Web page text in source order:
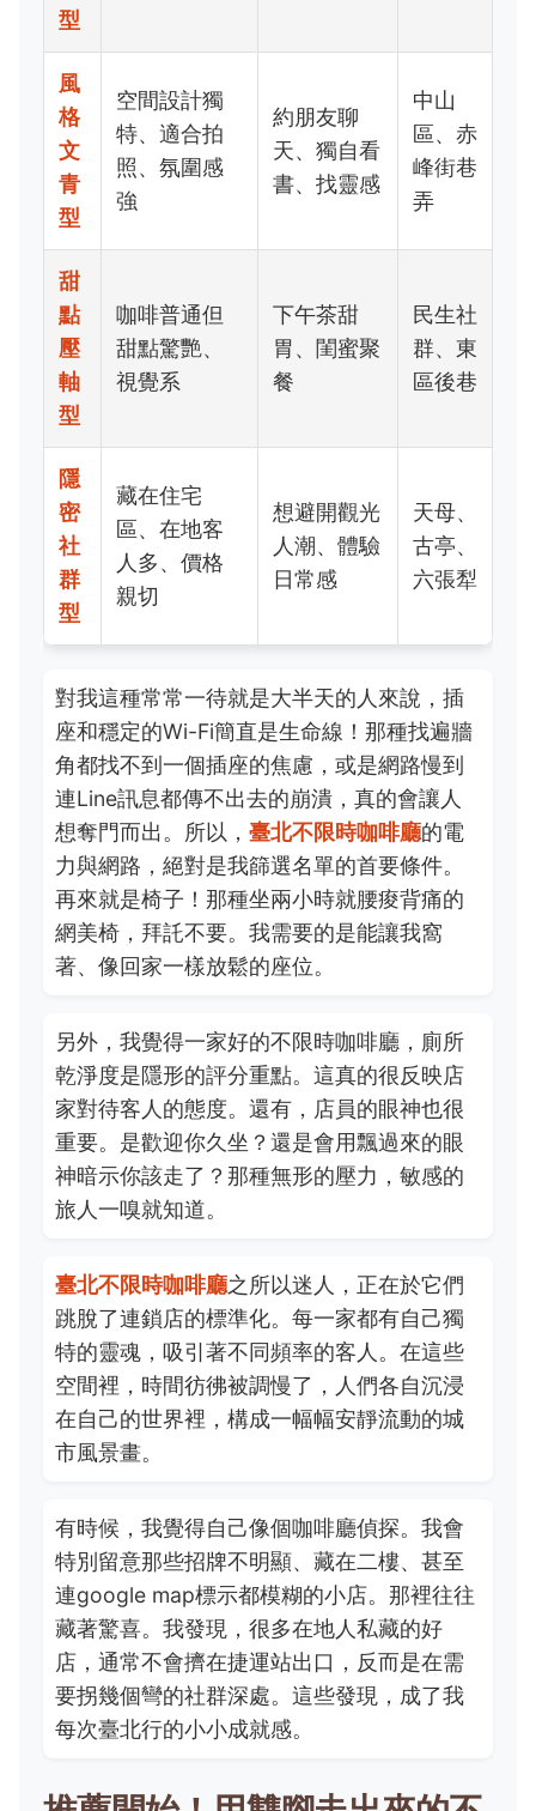
型
風
格
文
青
型
空間設計獨
特、適合拍
照、氛圍感
強
約朋友聊
天、獨自看
書、找靈感
中山
區、赤
峰街巷
弄
甜
點
壓
軸
型
咖啡普通但
甜點驚艷、
視覺系
下午茶甜
胃、閨蜜聚
餐
民生社
群、東
區後巷
隱
密
社
群
型
藏在住宅
區、在地客
人多、價格
親切
想避開觀光
人潮、體驗
日常感
天母、
古亭、
六張犁
對我這種常常一待就是大半天的人來說，插
座和穩定的Wi-Fi簡直是生命線！那種找遍牆
角都找不到一個插座的焦慮，或是網路慢到
連Line訊息都傳不出去的崩潰，真的會讓人
想奪門而出。所以， 臺北不限時咖啡廳的電
力與網路，絕對是我篩選名單的首要條件。
再來就是椅子！那種坐兩小時就腰痠背痛的
網美椅，拜託不要。我需要的是能讓我窩
著、像回家一樣放鬆的座位。
另外，我覺得一家好的不限時咖啡廳，廁所
乾淨度是隱形的評分重點。這真的很反映店
家對待客人的態度。還有，店員的眼神也很
重要。是歡迎你久坐？還是會用飄過來的眼
神暗示你該走了？那種無形的壓力，敏感的
旅人一嗅就知道。
臺北不限時咖啡廳之所以迷人，正在於它們
跳脫了連鎖店的標準化。每一家都有自己獨
特的靈魂，吸引著不同頻率的客人。在這些
空間裡，時間彷彿被調慢了，人們各自沉浸
在自己的世界裡，構成一幅幅安靜流動的城
市風景畫。
有時候，我覺得自己像個咖啡廳偵探。我會
特別留意那些招牌不明顯、藏在二樓、甚至
連google map標示都模糊的小店。那裡往往
藏著驚喜。我發現，很多在地人私藏的好
店，通常不會擠在捷運站出口，反而是在需
要拐幾個彎的社群深處。這些發現，成了我
每次臺北行的小小成就感。